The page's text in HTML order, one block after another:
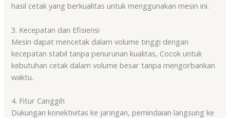
hasil cetak yang berkualitas untuk menggunakan mesin ini.
3. Kecepatan dan Efisiensi
Mesin dapat mencetak dalam volume tinggi dengan
kecepatan stabil tanpa penurunan kualitas, Cocok untuk
kebutuhan cetak dalam volume besar tanpa mengorbankan
waktu.
4. Fitur Canggih
Dukungan konektivitas ke jaringan, pemindaian langsung ke